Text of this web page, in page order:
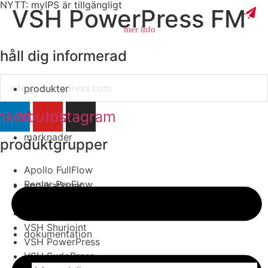
NYTT: myIPS är tillgängligt
mer info
stäng
produkter
marknader
applikationer
dokumentation
VSH PowerPress FM
håll dig informerad
Youtube
Instagram
produktgrupper
Apollo FullFlow
Pegler ProFlow
VSH Shurjoint
VSH PowerPress
VSH SudoPress